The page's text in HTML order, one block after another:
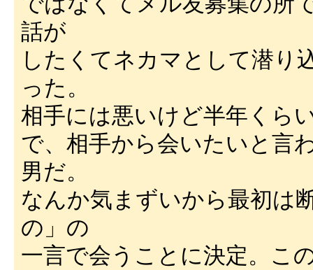
話が
したくてネカマとして潜り
った。
相手には悪いけど半年くら
で、相手から会いたいと言
男だ。
なんか気まずいから最初は
の」の
一言で会うことに決定。こ